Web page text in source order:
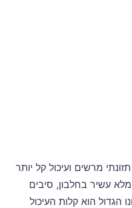
מרשים ועיכול קל יותר
עשיר בחלבון, סיבים
הגדול הוא קלות העיכול